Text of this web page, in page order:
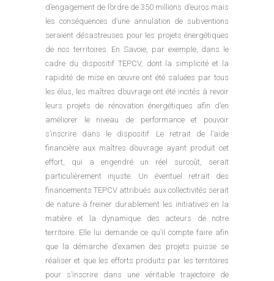
d’engagement de l’ordre de 350 millions d’euros mais
les conséquences d’une annulation de subventions
seraient désastreuses pour les projets énergétiques
de nos territoires. En Savoie, par exemple, dans le
cadre du dispositif TEPCV, dont la simplicité et la
rapidité de mise en œuvre ont été saluées par tous
les élus, les maîtres d’ouvrage ont été incités à revoir
leurs projets de rénovation énergétiques afin d’en
améliorer le niveau de performance et pouvoir
s’inscrire dans le dispositif. Le retrait de l’aide
financière aux maîtres d’ouvrage ayant produit cet
effort, qui a engendré un réel surcoût, serait
particulièrement injuste. Un éventuel retrait des
financements TEPCV attribués aux collectivités serait
de nature à freiner durablement les initiatives en la
matière et la dynamique des acteurs de notre
territoire. Elle lui demande ce qu’il compte faire afin
que la démarche d’examen des projets puisse se
réaliser et que les efforts produits par les territoires
pour s’inscrire dans une véritable trajectoire de